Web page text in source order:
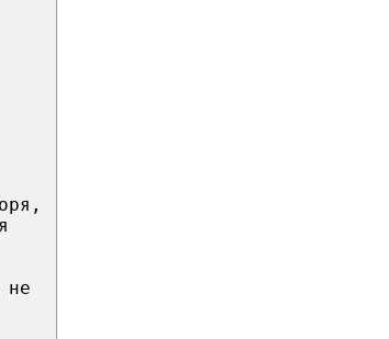
не